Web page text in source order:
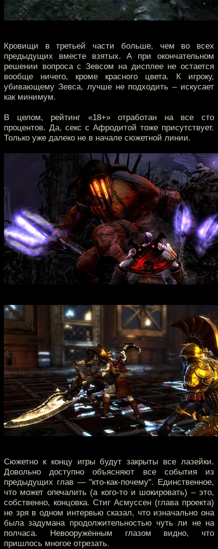
Кровищи в третьей части больше, чем во всех
предыдущих вместе взятых. А при окончательном
решении вопроса с Зевсом на дисплее не остается
вообще ничего, кроме красного цвета. К игроку,
убивающему Зевса, лучше не подходить – искусает
как минимум.
В целом, рейтинг «18+» отработан на все сто
процентов. Да, секс с Афродитой тоже присутствует.
Только уже далеко не в начале сюжетной линии.
Сюжетно к концу игры будут закрыты все лазейки.
Довольно доступно объясняют все события из
предыдущих глав — "кто-как-почему". Единственное,
что может опечалить (а кого-то и шокировать) – это,
собственно, концовка. Стиг Асмуссен (глава проекта)
не зря в одном интервью сказал, что изначально она
была задумана продолжительностью чуть ли не на
полчаса. Невооружённым глазом видно, что
пришлось многое отрезать.